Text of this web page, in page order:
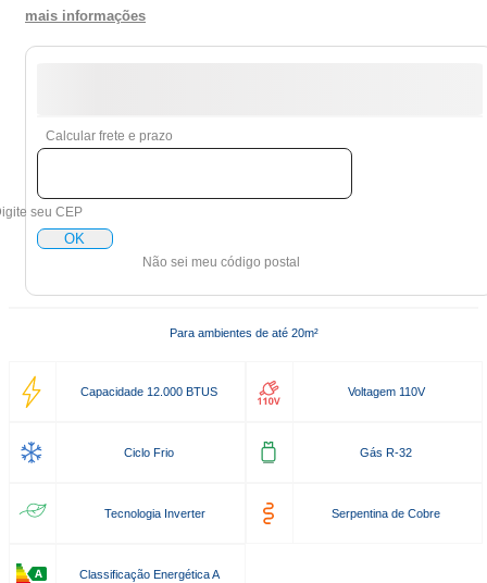
mais informações
Calcular frete e prazo
seu CEP
OK
Não sei meu código postal
Para ambientes de até 20m²
Capacidade 12.000 BTUS Voltagem 110V
Ciclo Frio Gás R-32
Tecnologia Inverter Serpentina de Cobre
Classificação Energética A